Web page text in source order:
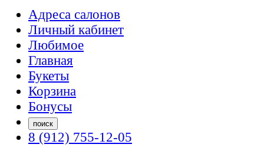
Адреса салонов
Личный кабинет
Любимое
Главная
Букеты
Корзина
Бонусы
поиск
8 (912) 755-12-05